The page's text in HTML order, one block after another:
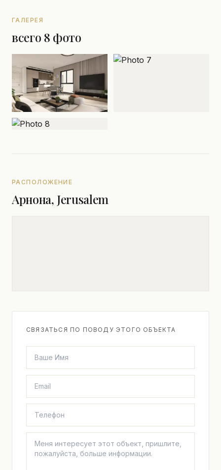
ГАЛЕРЕЯ
всего 8 фото
РАСПОЛОЖЕНИЕ
Арнона, Jerusalem
СВЯЗАТЬСЯ ПО ПОВОДУ ЭТОГО ОБЪЕКТА